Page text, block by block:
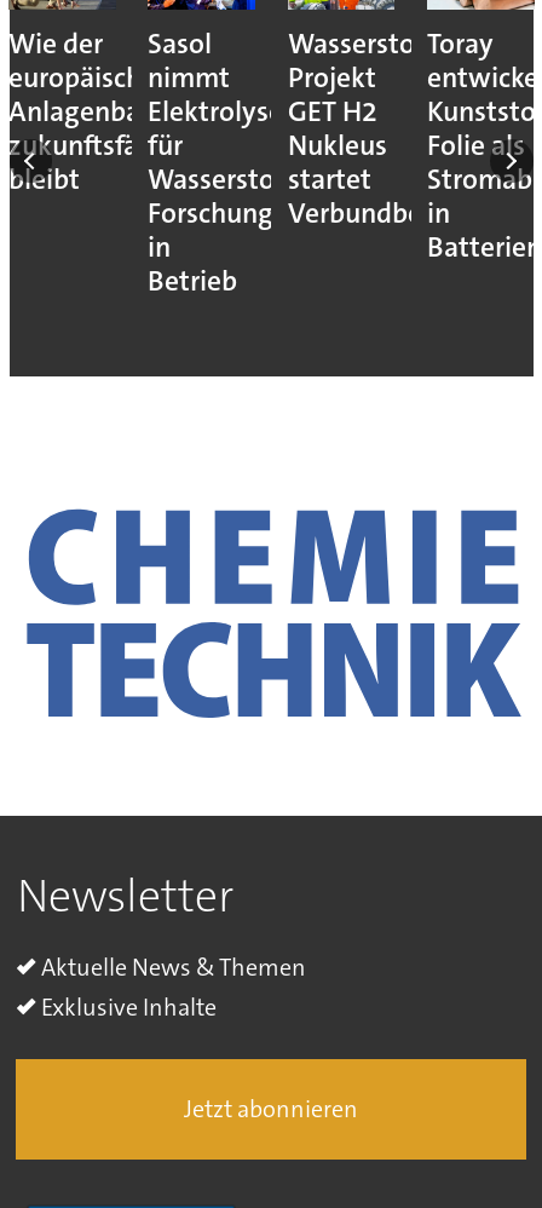
Wie der
europäische
Anlagenbau
zukunftsfähig
bleibt
Sasol
nimmt
Elektrolyseur
für
Wasserstoff-
Forschung
in
Betrieb
Wasserstoff-
Projekt
GET H2
Nukleus
startet
Verbundbetrieb
Toray
Folie als
in
Batterien
Newsletter
Aktuelle News & Themen
Exklusive Inhalte
Jetzt abonnieren